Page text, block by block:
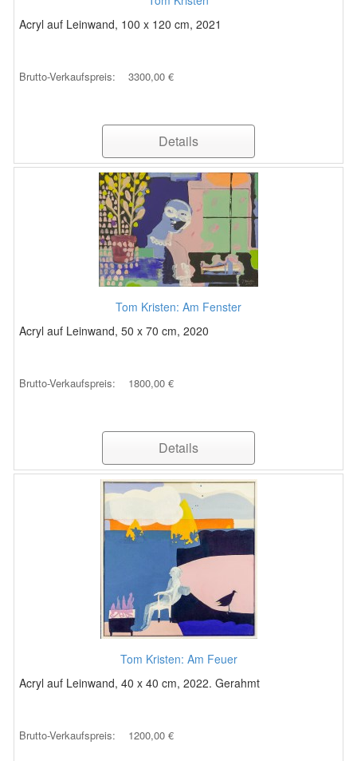
Acryl auf Leinwand, 100 x 120 cm, 2021
Brutto-Verkaufspreis: 3300,00 €
Details
Tom Kristen: Am Fenster
Acryl auf Leinwand, 50 x 70 cm, 2020
Brutto-Verkaufspreis: 1800,00 €
Details
Tom Kristen: Am Feuer
Acryl auf Leinwand, 40 x 40 cm, 2022. Gerahmt
Brutto-Verkaufspreis: 1200,00 €